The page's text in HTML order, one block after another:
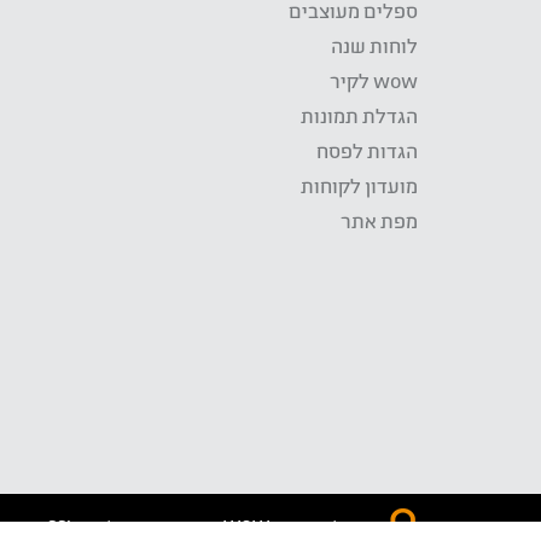
ספלים מעוצבים
לוחות שנה
wow לקיר
הגדלת תמונות
הגדות לפסח
מועדון לקוחות
מפת אתר
התשלום באתר WOW מאובטח בטכנולוגית SSL